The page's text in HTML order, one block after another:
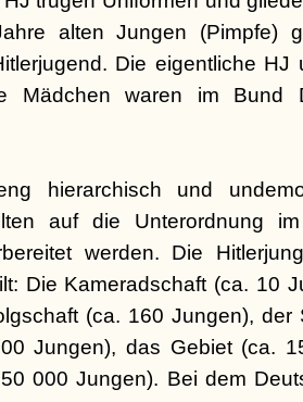
alten Jungen (Pimpfe)
Die eigentliche HJ
Mädchen waren im Bund
hierarchisch und
auf die Unterordnung
werden. Die
Die Kameradschaft (ca. 10
(ca. 160 Jungen), der
Jungen), das Gebiet (ca.
000 Jungen). Bei dem